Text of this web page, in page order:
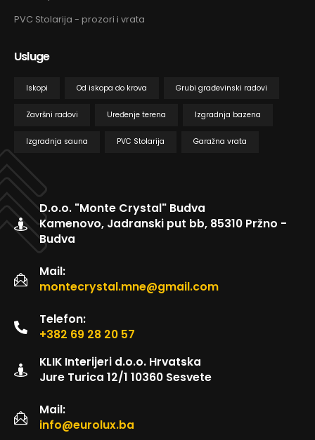
PVC Stolarija - prozori i vrata
Usluge
Iskopi Od iskopa do krova Grubi građevinski radovi
Završni radovi Uređenje terena Izgradnja bazena
Izgradnja sauna PVC Stolarija Garažna vrata
D.o.o. "Monte Crystal" Budva
Kamenovo, Jadranski put bb, 85310 Pržno -
Budva
Mail:
montecrystal.mne@gmail.com
Telefon:
+382 69 28 20 57
KLIK Interijeri d.o.o. Hrvatska
Jure Turica 12/1 10360 Sesvete
Mail:
info@eurolux.ba